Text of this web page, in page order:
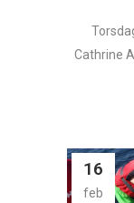
Cathrine
16
feb